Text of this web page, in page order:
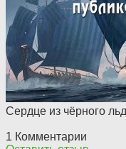
Сердце из чёрного
1 Комментарии